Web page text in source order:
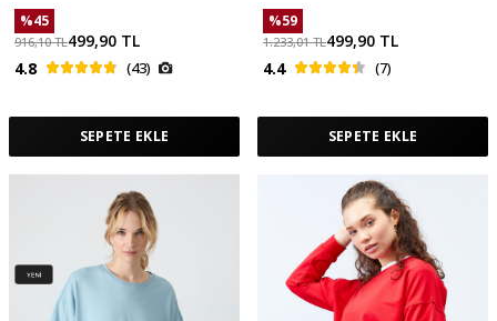
- 97101
%45
916,10TL499,90 TL
4.8
(43)
SEPETE EKLE
94561
%59
1.233,01TL499,90 TL
4.4
(7)
SEPETE EKLE